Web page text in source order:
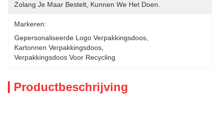
Zolang Je Maar Bestelt, Kunnen We Het Doen.
Markeren:
Gepersonaliseerde Logo Verpakkingsdoos
Kartonnen Verpakkingsdoos
Verpakkingsdoos Voor Recycling
Productbeschrijving